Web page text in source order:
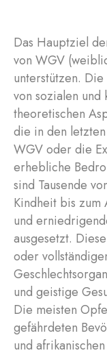
Das Hauptziel
von WGV
unterstützen.
von sozialen und
theoretischen
die in den
WGV oder die
erhebliche
sind Tausende
Kindheit bis zum
und
ausgesetzt.
oder
und geistige
Die meisten
gefährdeten
und